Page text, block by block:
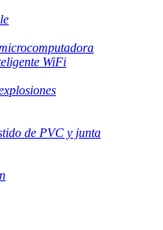
WiFi
de PVC y junta